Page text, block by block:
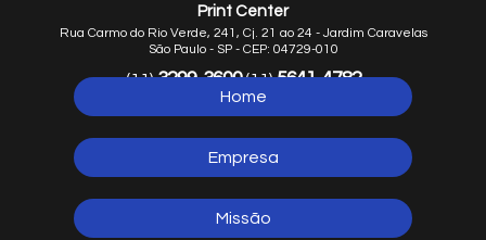
Print Center
Rua Carmo do Rio Verde, 241, Cj. 21 ao 24 - Jardim Caravelas
São Paulo - SP - CEP: 04729-010
(11)3299-3600(11)5641-4782
5641-1254
Home
Empresa
Missão